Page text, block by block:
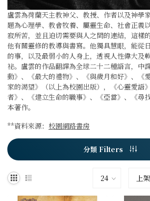
盧雲為荷蘭天主教神父、教授、作者以及神學
題為心理學、教會牧養、屬靈生命、社會正義
寂所苦，並且迫切需要與人之間的連結，這樣
他有關靈修的教導與書寫。他獨具慧眼，能從
的事，以及最弱小的人身上，透視人性偉大及
祕。盧雲的作品翻譯為全球二十二種語言，中
動》、《最大的禮物》、《與歲月和好》、《
家的渴望》（以上為校園出版），《心靈愛語
者》、《建立生命的職事》、《亞當》、《尋
本著作。
**資料來源： 校園網路書房
分類 Filters